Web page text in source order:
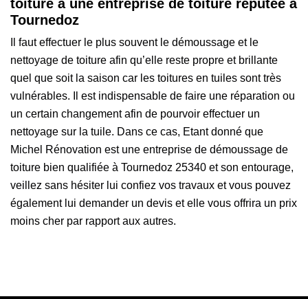
toiture à une entreprise de toiture réputée à
Tournedoz
Il faut effectuer le plus souvent le démoussage et le
nettoyage de toiture afin qu’elle reste propre et brillante
quel que soit la saison car les toitures en tuiles sont très
vulnérables. Il est indispensable de faire une réparation ou
un certain changement afin de pourvoir effectuer un
nettoyage sur la tuile. Dans ce cas, Etant donné que
Michel Rénovation est une entreprise de démoussage de
toiture bien qualifiée à Tournedoz 25340 et son entourage,
veillez sans hésiter lui confiez vos travaux et vous pouvez
également lui demander un devis et elle vous offrira un prix
moins cher par rapport aux autres.